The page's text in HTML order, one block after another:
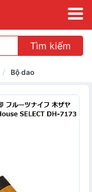
Tìm kiếm
Bộ dao